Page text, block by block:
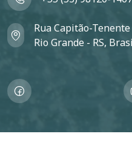
Rua Capitão-
Rio Grande - RS,